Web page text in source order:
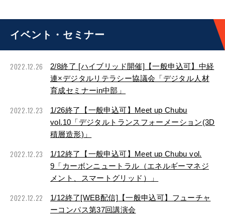
イベント・セミナー
2022.12.26
2/8終了 [ハイブリッド開催]【一般申込可】中経
連×デジタルリテラシー協議会「デジタル人材
育成セミナーin中部」
2022.12.23
1/26終了【一般申込可】Meet up Chubu
vol.10「デジタルトランスフォーメーション(3D
積層造形)」
2022.12.23
1/12終了【一般申込可】Meet up Chubu vol.
9「カーボンニュートラル（エネルギーマネジ
メント、スマートグリッド）」
2022.12.22
1/12終了[WEB配信]【一般申込可】フューチャ
ーコンパス第37回講演会